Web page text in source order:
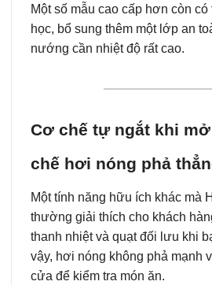
Một số mẫu cao cấp hơn còn
học, bổ sung thêm một lớp an
nướng cần nhiệt độ rất cao.
Cơ chế tự ngắt khi
chế hơi nóng phả
Một tính năng hữu ích khác mà
thường giải thích cho khách
thanh nhiệt và quạt đối lưu khi
vậy, hơi nóng không phả mạnh
cửa để kiểm tra món ăn.